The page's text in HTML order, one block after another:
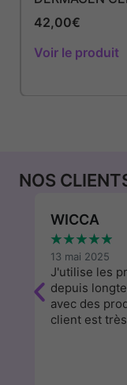
42,00€
Voir le produit
NOS
WICCA
★★★★★
13 mai 2025
J'utilise les
depuis
avec des
client est